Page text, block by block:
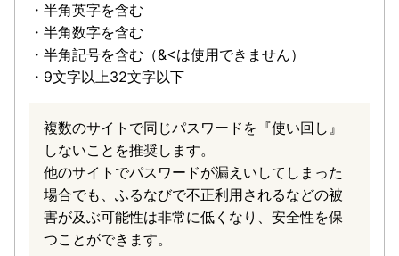
・半角英字を含む
・半角数字を含む
・半角記号を含む（&<は使用できません）
・9文字以上32文字以下
複数のサイトで同じパスワードを『使い回し』
しないことを推奨します。
他のサイトでパスワードが漏えいしてしまった
場合でも、ふるなびで不正利用されるなどの被
害が及ぶ可能性は非常に低くなり、安全性を保
つことができます。